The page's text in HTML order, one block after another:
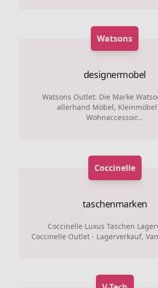
Watsons
designermobel
Watsons Outlet: Die Marke
allerhand Möbel,
Wohnaccessoir...
Coccinelle
taschenmarken
Coccinelle Luxus Taschen
Coccinelle Outlet - Lagerverkauf,